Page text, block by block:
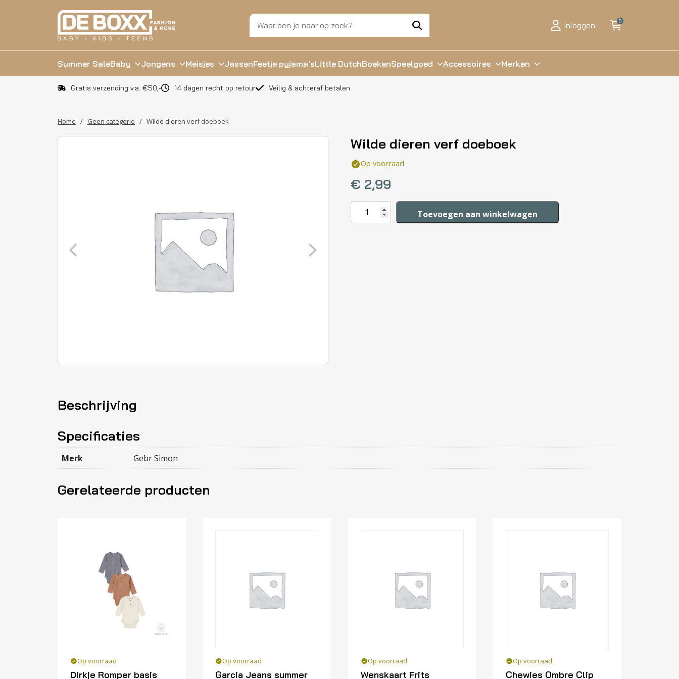
Inloggen 0
Summer SaleBaby Jongens Meisjes JassenFeetje pyjama'sLittle DutchBoekenSpeelgoed Accessoires Merken
Gratis verzending v.a. €50,- 14 dagen recht op retour Veilig & achteraf betalen
Home / Geen categorie / Wilde dieren verf doeboek
Wilde dieren verf doeboek
Op voorraad
€ 2,99
Wilde
dieren
Toevoegen aan winkelwagen
Beschrijving
Specificaties
Merk Gebr Simon
Gerelateerde producten
Op voorraad
Dirkje Romper basis
Op voorraad
Garcia Jeans summer
Op voorraad
Wenskaart Frits
Op voorraad
Chewies Ombre Clip